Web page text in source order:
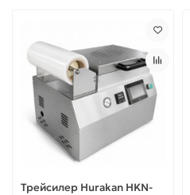
Трейсилер Hurakan HKN-